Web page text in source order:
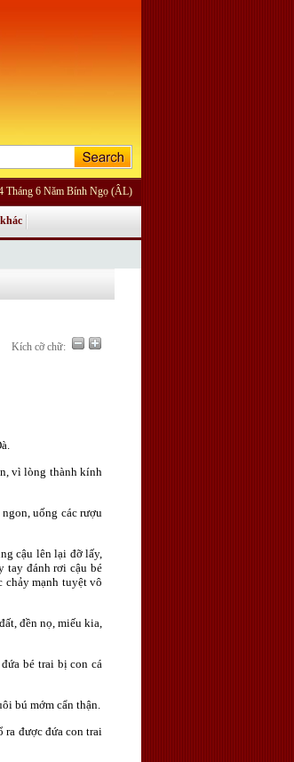
Tháng 6 Năm Bính Ngọ (ÂL)
Kích cỡ chữ:
vì lòng thành kính
uống các rượu
cậu lên lại đỡ lấy,
tay đánh rơi cậu bé
chảy mạnh tuyệt vô
đền nọ, miếu kia,
bé trai bị con cá
bú mớm cẩn thận.
ra được đứa con trai